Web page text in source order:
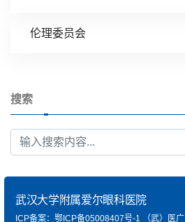
伦理委员会
搜索
武汉大学附属爱尔眼科医院
ICP备案：鄂ICP备05008407号-1 （武）医广